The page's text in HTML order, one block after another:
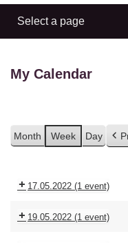
My Calendar
Month Week Day
17.05.2022 (1 event)
19.05.2022 (1 event)